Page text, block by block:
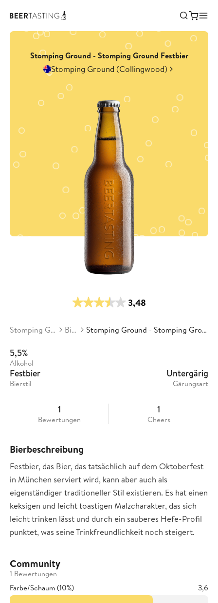
Stomping Ground - Stomping Ground Festbier
Stomping Ground (Collingwood)
3,48
Stomping Ground Biere Stomping Ground - Stomping Ground Festbier
5,5%
Alkohol
Festbier
Bierstil
Untergärig
Gärungsart
1
Bewertungen
1
Cheers
Bierbeschreibung
Festbier, das Bier, das tatsächlich auf dem Oktoberfest
in München serviert wird, kann aber auch als
eigenständiger traditioneller Stil existieren. Es hat einen
keksigen und leicht toastigen Malzcharakter, das sich
leicht trinken lässt und durch ein sauberes Hefe-Profil
punktet, was seine Trinkfreundlichkeit noch steigert.
Community
1 Bewertungen
Farbe/Schaum (10%)
3,6